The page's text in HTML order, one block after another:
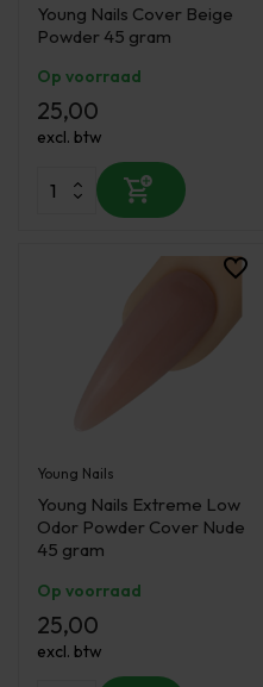
Young Nails Cover Beige
Powder 45 gram
Op voorraad
25,00
excl. btw
Young Nails
Young Nails Extreme Low
Odor Powder Cover Nude
45 gram
Op voorraad
25,00
excl. btw